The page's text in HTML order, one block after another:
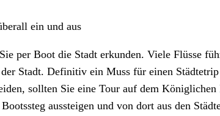
ein und aus
per Boot die Stadt erkunden. Viele Flüsse
Stadt. Definitiv ein Muss für einen
sollten Sie eine Tour auf dem
Bootssteg aussteigen und von dort aus den